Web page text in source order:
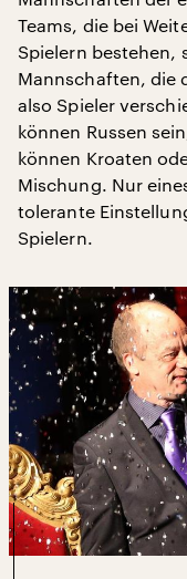
Teams, die bei
Spielern bestehen,
Mannschaften, die
also Spieler
können Russen
können Kroaten
Mischung. Nur
tolerante
Spielern.